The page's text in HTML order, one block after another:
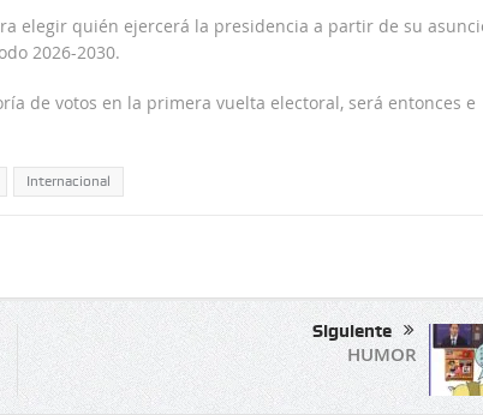
elegir quién ejercerá la presidencia a partir de su
2026-2030.
de votos en la primera vuelta electoral, será entonces e
Internacional
Siguiente
HUMOR